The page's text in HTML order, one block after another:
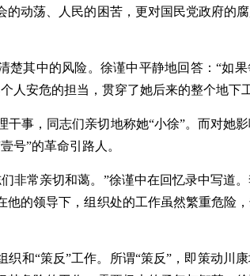
的动荡、人民的困苦，更对国民党政府的
楚其中的风险。徐谨中平静地回答：“如果
人安危的担当，贯穿了她后来的整个地下
干事，同志们亲切地称她“小徐”。而对她
号”的革命引路人。
非常亲切和蔼。”徐谨中在回忆录中写道
他的领导下，组织处的工作虽然繁重危险
织和“策反”工作。所谓“策反”，即策动川